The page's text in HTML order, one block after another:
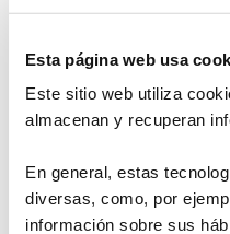
Esta página web usa
Este sitio web utiliza
almacenan y recuperan
En general, estas
diversas, como, por
información sobre sus
Accede→
Convocatoria de
investigación en
Fundación
Premio Ebrópolis
Ciudadanas